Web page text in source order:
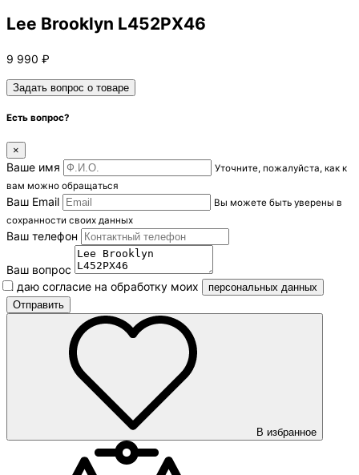
Lee Brooklyn L452PX46
9 990 ₽
Задать вопрос о товаре
Есть вопрос?
×
Ваше имя
Уточните, пожалуйста, как к
вам можно обращаться
Ваш Email
Вы можете быть уверены в
сохранности своих данных
Ваш телефон
Ваш вопрос
Я даю согласие на обработку моих
персональных данных
В избранное